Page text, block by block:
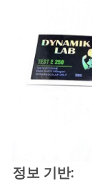
정보 기반: